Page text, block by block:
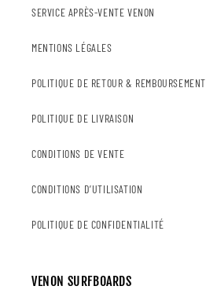
SERVICE APRÈS-VENTE VENON
MENTIONS LÉGALES
POLITIQUE DE RETOUR & REMBOURSEMENT
POLITIQUE DE LIVRAISON
CONDITIONS DE VENTE
CONDITIONS D’UTILISATION
POLITIQUE DE CONFIDENTIALITÉ
VENON SURFBOARDS